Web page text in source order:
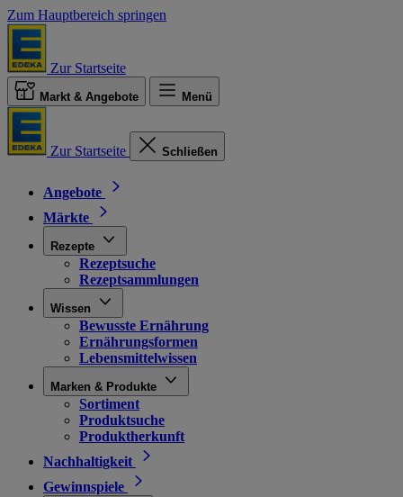
Zum Hauptbereich springen
Zur Startseite
Markt & Angebote Menü
Zur Startseite Schließen
Angebote
Märkte
Rezepte
Rezeptsuche
Rezeptsammlungen
Wissen
Bewusste Ernährung
Ernährungsformen
Lebensmittelwissen
Marken & Produkte
Sortiment
Produktsuche
Produktherkunft
Nachhaltigkeit
Gewinnspiele